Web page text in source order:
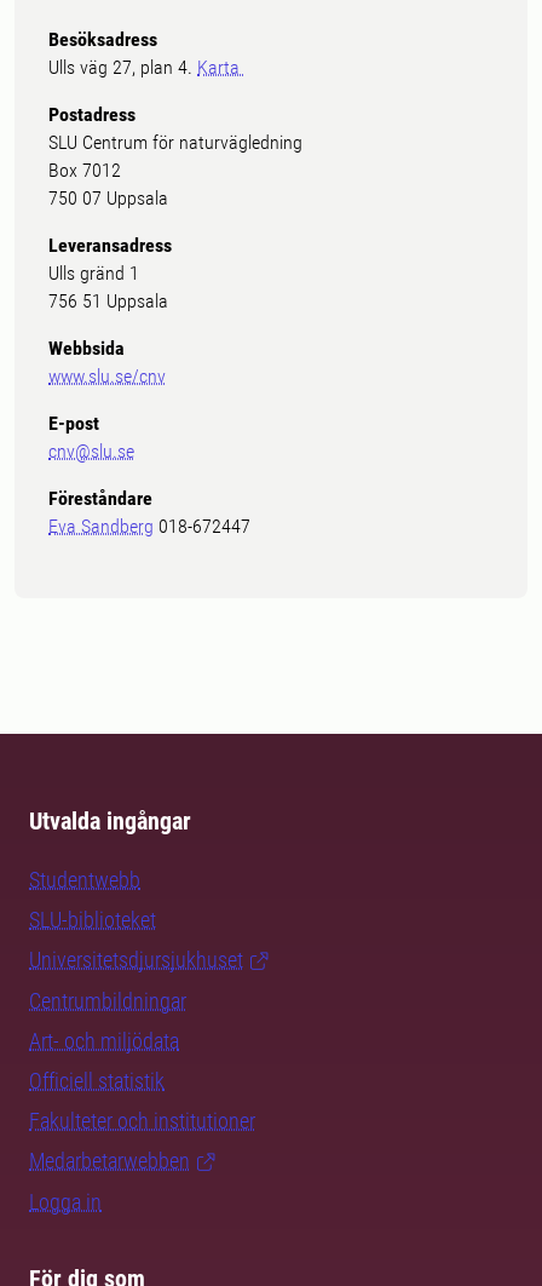
Besöksadress
Ulls väg 27, plan 4. Karta
Postadress
SLU Centrum för naturvägledning
Box 7012
750 07 Uppsala
Leveransadress
Ulls gränd 1
756 51 Uppsala
Webbsida
www.slu.se/cnv
E-post
cnv@slu.se
Föreståndare
Eva Sandberg 018-672447
Utvalda ingångar
Studentwebb
SLU-biblioteket
Universitetsdjursjukhuset
Centrumbildningar
Art- och miljödata
Officiell statistik
Fakulteter och institutioner
Medarbetarwebben
Logga in
För dig som